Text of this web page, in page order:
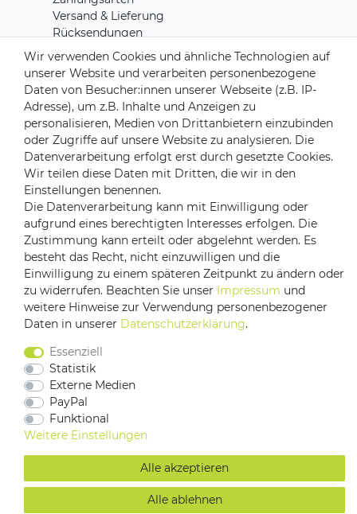
Versand & Lieferung
Rücksendungen
Kontakt zu uns
Zahlungsanbieter
Versandpartner
Impressum Daten­schutz­erklärung
Wir verwenden Cookies und ähnliche Technologien auf
unserer Website und verarbeiten personenbezogene
Daten von Besucher:innen unserer Webseite (z.B. IP-
Adresse), um z.B. Inhalte und Anzeigen zu
personalisieren, Medien von Drittanbietern einzubinden
oder Zugriffe auf unsere Website zu analysieren. Die
Datenverarbeitung erfolgt erst durch gesetzte Cookies.
Wir teilen diese Daten mit Dritten, die wir in den
Einstellungen benennen.
Die Datenverarbeitung kann mit Einwilligung oder
aufgrund eines berechtigten Interesses erfolgen. Die
Zustimmung kann erteilt oder abgelehnt werden. Es
besteht das Recht, nicht einzuwilligen und die
Einwilligung zu einem späteren Zeitpunkt zu ändern oder
zu widerrufen. Beachten Sie unser Impressum und
weitere Hinweise zur Verwendung personenbezogener
Daten in unserer Daten­schutz­erklärung.
Essenziell
Statistik
Externe Medien
PayPal
Funktional
Weitere Einstellungen
Alle akzeptieren
Alle ablehnen